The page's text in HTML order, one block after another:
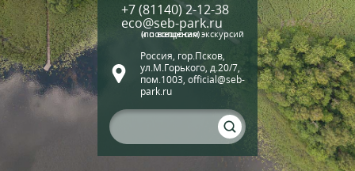
+7 (81140) 2-12-38
eco@seb-park.ru
(по вопросам экскурсий и посещения)
Россия, гор.Псков,
ул.М.Горького, д.20/7,
пом.1003, official@seb-
park.ru